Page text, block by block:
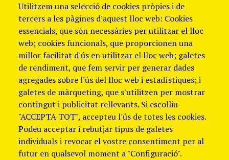
Utilitzem una selecció de cookies pròpies i de
tercers a les pàgines d'aquest lloc web: Cookies
essencials, que són necessàries per utilitzar el lloc
web; cookies funcionals, que proporcionen una
millor facilitat d'ús en utilitzar el lloc web; galetes
de rendiment, que fem servir per generar dades
agregades sobre l'ús del lloc web i estadístiques; i
galetes de màrqueting, que s'utilitzen per mostrar
contingut i publicitat rellevants. Si escolliu
"ACCEPTA TOT", accepteu l'ús de totes les cookies.
Podeu acceptar i rebutjar tipus de galetes
individuals i revocar el vostre consentiment per al
futur en qualsevol moment a "Configuració".